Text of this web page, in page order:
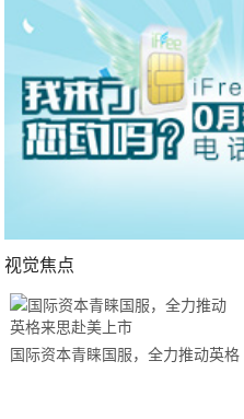
视觉焦点
国际资本青睐国服，全力推动英格